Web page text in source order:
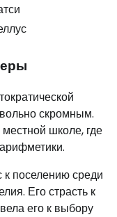
скромным.
школе, где
поселению среди
Его страсть к
его к выбору